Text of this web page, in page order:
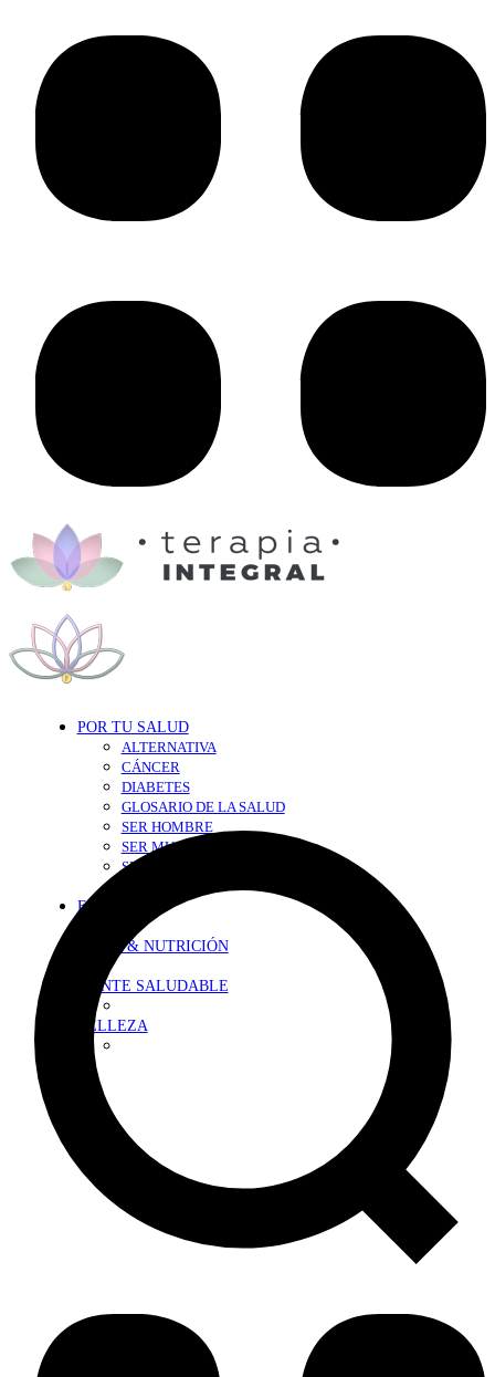
POR TU SALUD
ALTERNATIVA
CÁNCER
DIABETES
GLOSARIO DE LA SALUD
SER HOMBRE
SER MUJER
SEXY-SALUD
EN FORMA
DIETA & NUTRICIÓN
MENTE SALUDABLE
BELLEZA